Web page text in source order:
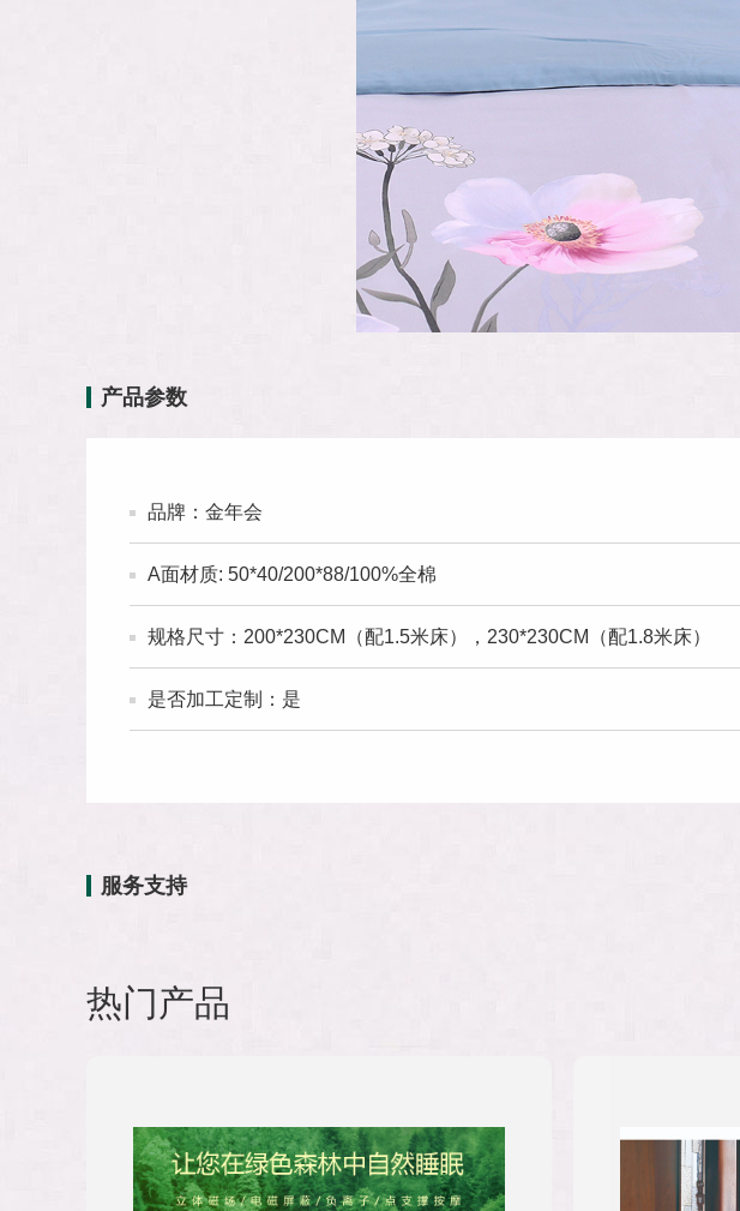
产品参数
品牌：金年会
A面材质: 50*40/200*88/100%全棉
规格尺寸：200*230CM（配1.5米床），230*230CM（配1.8米床）
是否加工定制：是
服务支持
热门产品